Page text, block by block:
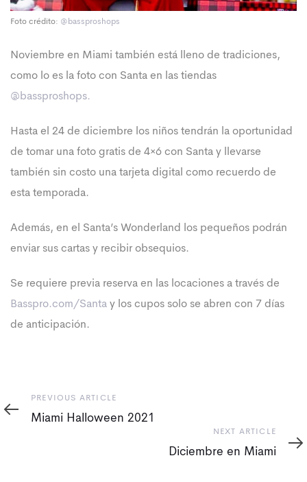
Foto crédito: @bassproshops
Noviembre en Miami también está lleno de tradiciones,
como lo es la foto con Santa en las tiendas
@bassproshops.
Hasta el 24 de diciembre los niños tendrán la oportunidad
de tomar una foto gratis de 4×6 con Santa y llevarse
también sin costo una tarjeta digital como recuerdo de
esta temporada.
Además, en el Santa’s Wonderland los pequeños podrán
enviar sus cartas y recibir obsequios.
Se requiere previa reserva en las locaciones a través de
Basspro.com/Santa y los cupos solo se abren con 7 días
de anticipación.
Previous
Article
PREVIOUS ARTICLE
Miami Halloween 2021
Article
NEXT ARTICLE
Diciembre en Miami